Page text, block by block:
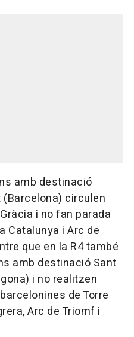
amb destinació
circulen
i no fan parada
Catalunya i Arc de
que en la R4 també
amb destinació Sant
i no realitzen
de Torre
Arc de Triomf i